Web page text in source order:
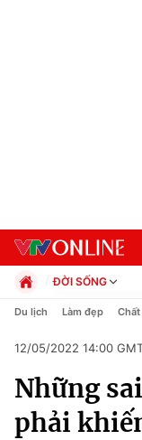
Chuyên mục
Chính trị
ĐỜI SỐNG
Chính trị
Pháp luật
Kinh tế
Thể thao
Truyền hình
Du lịch Làm đẹp
12/05/2022 14:00
Những
phải